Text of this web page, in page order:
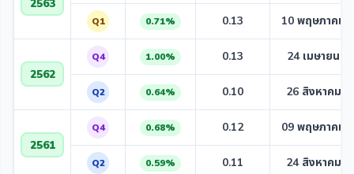
2563
Q1 0.71% 0.13 10 พฤษภาคม
2562
Q4 1.00% 0.13 24 เมษายน
Q2 0.64% 0.10 26 สิงหาคม
2561
Q4 0.68% 0.12 09 พฤษภาคม
Q2 0.59% 0.11 24 สิงหาคม